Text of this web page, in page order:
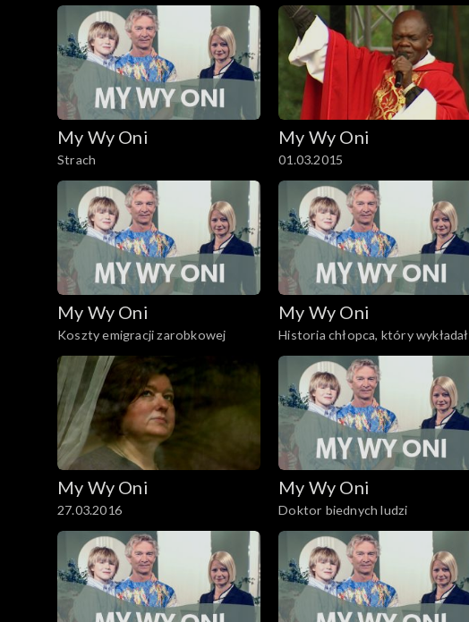
My Wy Oni
Strach
My Wy Oni
01.03.2015
My Wy Oni
Koszty emigracji zarobkowej
My Wy Oni
Historia chłopca, który wykładał
filozofię
My Wy Oni
27.03.2016
My Wy Oni
Doktor biednych ludzi